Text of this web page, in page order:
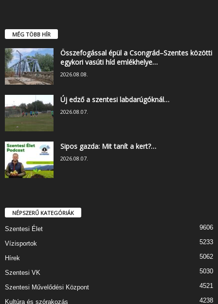
MÉG TÖBB HÍR
Összefogással épül a Csongrád–Szentes közötti
egykori vasúti híd emlékhelye…
2026.08.08.
Új edző a szentesi labdarúgóknál…
2026.08.07.
Sipos gazda: Mit tanít a kert?…
2026.08.07.
NÉPSZERŰ KATEGÓRIÁK
Szentesi Élet 9606
Vízisportok 5233
Hírek 5062
Szentesi VK 5030
Szentesi Művelődési Központ 4521
Kultúra és szórakozás 4238